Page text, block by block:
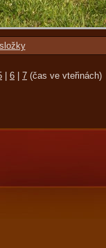
6 7 (čas ve vteřinách)